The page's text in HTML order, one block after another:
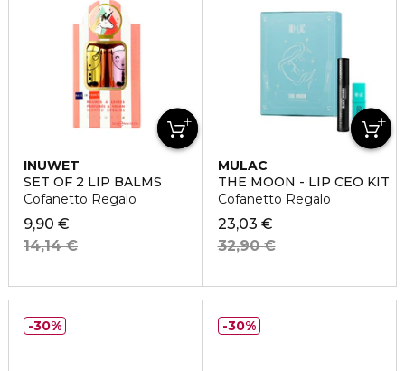
INUWET
SET OF 2 LIP BALMS
Cofanetto Regalo
9,90 €
14,14 €
MULAC
THE MOON - LIP CEO KIT
Cofanetto Regalo
23,03 €
32,90 €
30% 30%